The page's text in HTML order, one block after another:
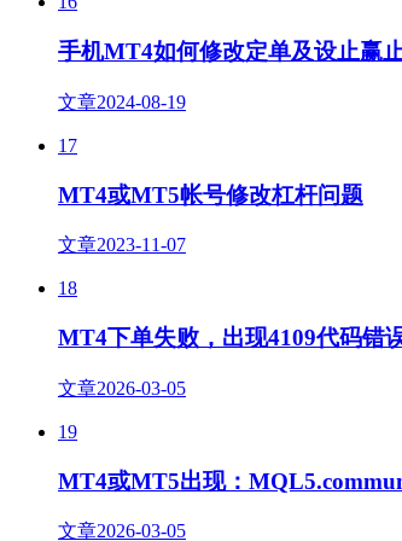
手机MT4如何修改定单及设止赢
文章2024-08-19
17
MT4或MT5帐号修改杠杆问题
文章2023-11-07
18
MT4下单失败，出现4109代码错
文章2026-03-05
19
MT4或MT5出现：
文章2026-03-05